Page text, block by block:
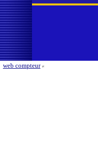
web compteur